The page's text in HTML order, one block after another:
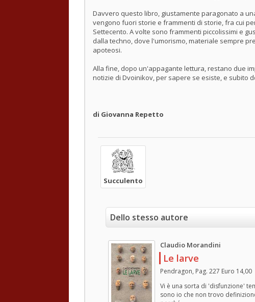
Davvero questo libro, giustamente paragonato a
vengono fuori storie e frammenti di storie, fra cui
Settecento. A volte sono frammenti piccolissimi e
dalla techno, dove l'umorismo, materiale sempre
apoteosi.
Alla fine, dopo un'appagante lettura, restano due
notizie di Dvoinikov, per sapere se esiste, e subito
di Giovanna Repetto
Succulento
Dello stesso autore
Claudio Morandini
Le larve
Pendragon, Pag. 227 Euro 14,00
Vi è una sorta di 'disfunzione'
sono io che non trovo